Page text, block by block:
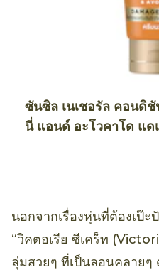
ซันซิล เนเชอรัล คอนดิ
นี่ แอนด์ อะโวคาโด แด
นอกจากเรื่องหุ่นที่ต้องเป๊ะ
“วิคตอเรีย ซีเคร็ท
ลุ่มสวยๆ ที่เป็นลอนคลาย